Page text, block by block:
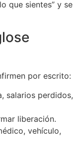
que sientes” y se
por escrito:
salarios perdidos,
liberación.
vehículo,